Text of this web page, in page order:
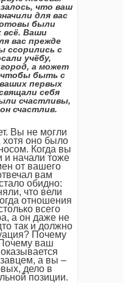
что ваш
для вас
были
всё. Ваши
вас прежде
ссорились с
учёбу,
город, а может
быть с
первых
себя
счастливы,
счастлив.
Вы не могли
хотя оно было
Когда вы
и начали тоже
от вашего
вам
обидно:
что вели
отношения
всего
а он даже не
так и должно
Почему
ваш
а вы –
дело в
позиции.